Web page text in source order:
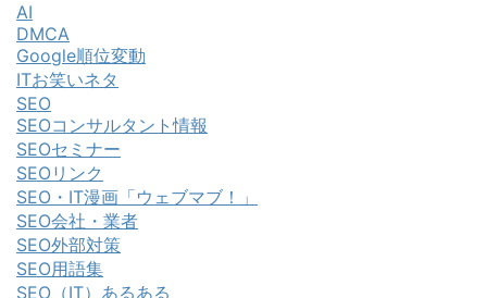
AI
DMCA
Google順位変動
ITお笑いネタ
SEO
SEOコンサルタント情報
SEOセミナー
SEOリンク
SEO・IT漫画「ウェブマブ！」
SEO会社・業者
SEO外部対策
SEO用語集
SEO（IT）あるある